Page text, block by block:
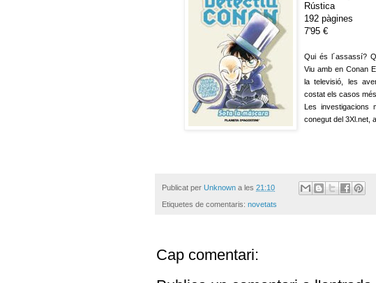
Rústica
192 pàgines
7'95 €
Qui és l´assassí?
Viu amb en Conan
la televisió, les
costat els casos més
Les
conegut del 3Xl.net,
Publicat per Unknown a les 21:10
Etiquetes de comentaris: novetats
Cap comentari: